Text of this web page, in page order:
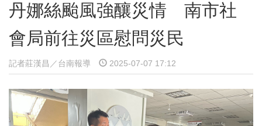
丹娜絲颱風強釀災情 南市社
會局前往災區慰問災民
記者莊漢昌／台南報導 2025-07-07 17:12